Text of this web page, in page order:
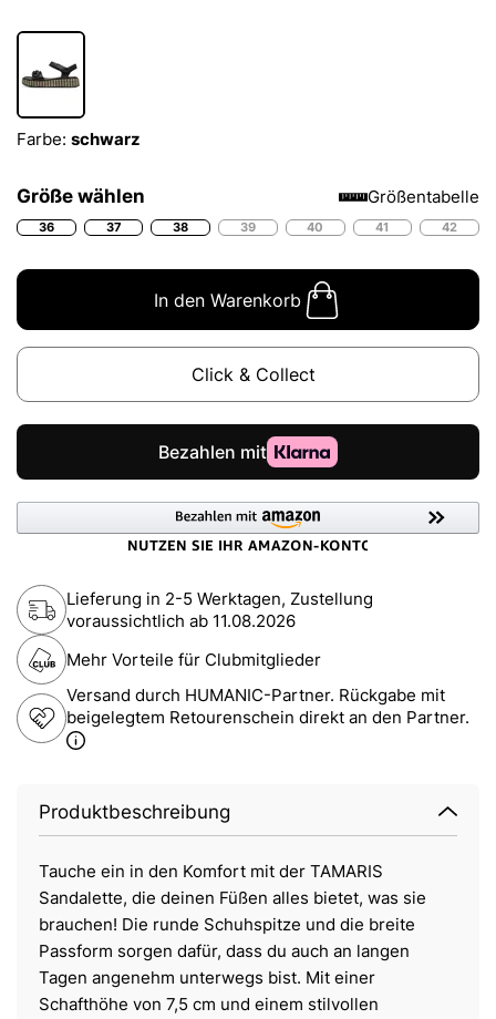
Farbe: schwarz
Größe wählen Größentabelle
36 37 38 39 40 41 42
In den Warenkorb
Click & Collect
Lieferung in 2-5 Werktagen, Zustellung
voraussichtlich ab 11.08.2026
Mehr Vorteile für Clubmitglieder
Versand durch HUMANIC-Partner. Rückgabe mit
beigelegtem Retourenschein direkt an den Partner.
Produktbeschreibung
Tauche ein in den Komfort mit der TAMARIS
Sandalette, die deinen Füßen alles bietet, was sie
brauchen! Die runde Schuhspitze und die breite
Passform sorgen dafür, dass du auch an langen
Tagen angenehm unterwegs bist. Mit einer
Schafthöhe von 7,5 cm und einem stilvollen